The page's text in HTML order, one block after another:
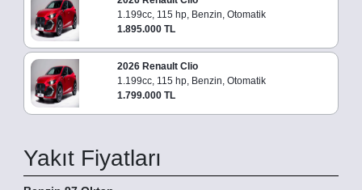
1.199cc, 115 hp, Benzin, Otomatik
1.895.000 TL
2026 Renault Clio
1.199cc, 115 hp, Benzin, Otomatik
1.799.000 TL
Yakıt Fiyatları